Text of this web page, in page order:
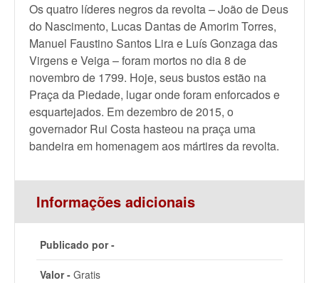
Os quatro líderes negros da revolta – João de Deus
do Nascimento, Lucas Dantas de Amorim Torres,
Manuel Faustino Santos Lira e Luís Gonzaga das
Virgens e Veiga – foram mortos no dia 8 de
novembro de 1799. Hoje, seus bustos estão na
Praça da Piedade, lugar onde foram enforcados e
esquartejados. Em dezembro de 2015, o
governador Rui Costa hasteou na praça uma
bandeira em homenagem aos mártires da revolta.
Informações adicionais
Publicado por -
Valor - Gratis